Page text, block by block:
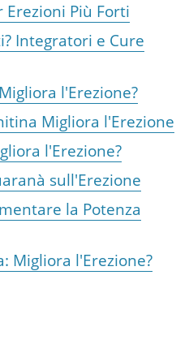
Più Forti
Integratori e Cure
l'Erezione?
Migliora l'Erezione
l'Erezione?
sull'Erezione
la Potenza
Migliora l'Erezione?